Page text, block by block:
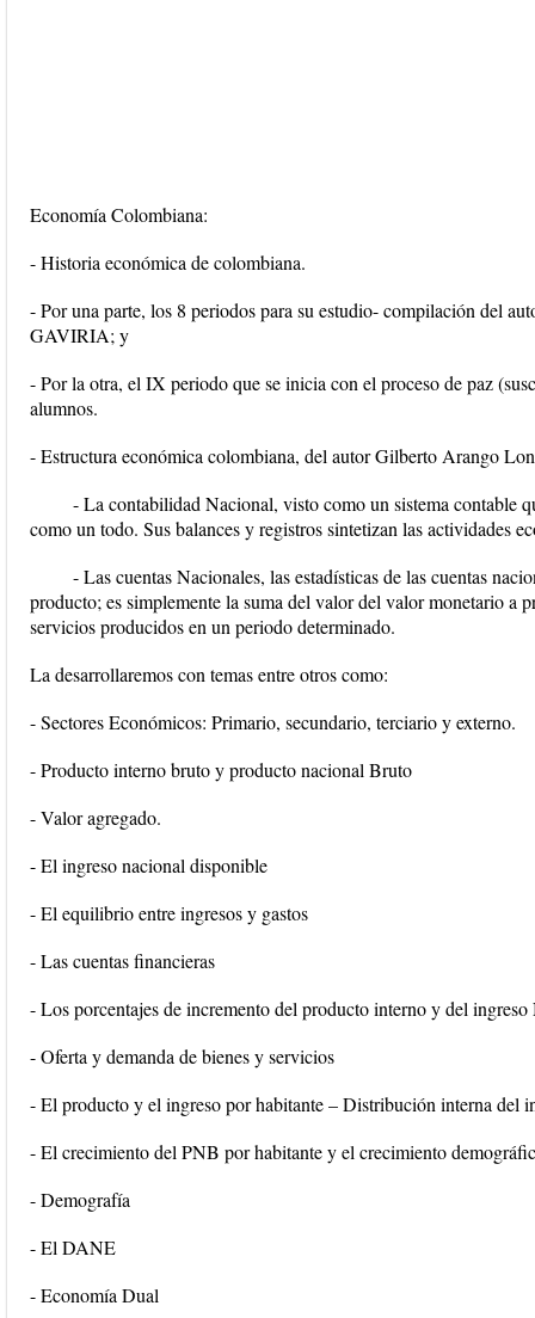
Economía Colombiana:
- Historia económica de colombiana.
- Por una parte, los 8 periodos para su estudio- compilación del
GAVIRIA; y
- Por la otra, el IX periodo que se inicia con el proceso de paz
alumnos.
- Estructura económica colombiana, del autor Gilberto Arango
- La contabilidad Nacional, visto como un sistema contable
como un todo. Sus balances y registros sintetizan las actividades
- Las cuentas Nacionales, las estadísticas de las cuentas
producto; es simplemente la suma del valor del valor monetario a
servicios producidos en un periodo determinado.
La desarrollaremos con temas entre otros como:
- Sectores Económicos: Primario, secundario, terciario y externo.
- Producto interno bruto y producto nacional Bruto
- Valor agregado.
- El ingreso nacional disponible
- El equilibrio entre ingresos y gastos
- Las cuentas financieras
- Los porcentajes de incremento del producto interno y del
- Oferta y demanda de bienes y servicios
- El producto y el ingreso por habitante – Distribución interna del
- El crecimiento del PNB por habitante y el crecimiento
- Demografía
- El DANE
- Economía Dual